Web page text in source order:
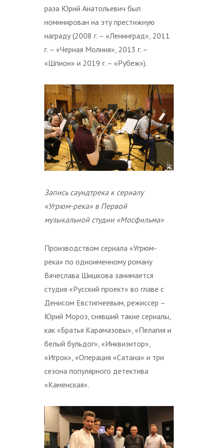
раза Юрий Анатольевич был
номинирован на эту престижную
награду (2008 г. – «Ленинград», 2011
г. – «Черная Молния», 2013 г. –
«Шпион» и 2019 г. – «Рубеж»).
Запись саундтрека к сериалу
«Угрюм-река» в Первой
музыкальной студии «Мосфильма»
Производством сериала «Угрюм-
река» по одноименному роману
Вячеслава Шишкова занимается
студия «Русский проект» во главе с
Денисом Евстигнеевым, режиссер –
Юрий Мороз, снявший такие сериалы,
как «Братья Карамазовы», «Пелагия и
белый бульдог», «Инквизитор»,
«Игрок», «Операция «Сатана» и три
сезона популярного детектива
«Каменская».